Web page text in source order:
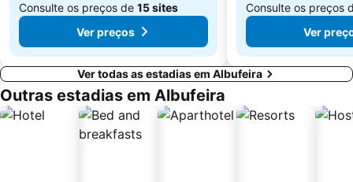
Consulte os preços de 15 sites
Ver preços
Consulte os preços
Ver
Ver todas as estadias em Albufeira
Outras estadias em Albufeira